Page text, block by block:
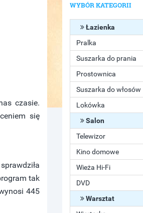
czasie.
się
tak
445
WYBÓR KATEGORII
Łazienka
Pralka
Suszarka do prania
Prostownica
Suszarka do włosów
Lokówka
Salon
Telewizor
Kino domowe
Wieża Hi-Fi
DVD
Warsztat